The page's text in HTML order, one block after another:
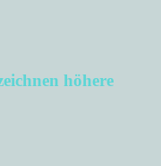
höhere